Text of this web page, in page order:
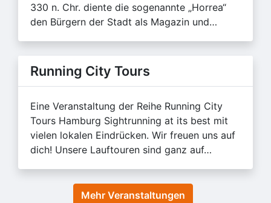
330 n. Chr. diente die sogenannte „Horrea“
den Bürgern der Stadt als Magazin und…
Running City Tours
Eine Veranstaltung der Reihe Running City
Tours Hamburg Sightrunning at its best mit
vielen lokalen Eindrücken. Wir freuen uns auf
dich! Unsere Lauftouren sind ganz auf…
Mehr Veranstaltungen